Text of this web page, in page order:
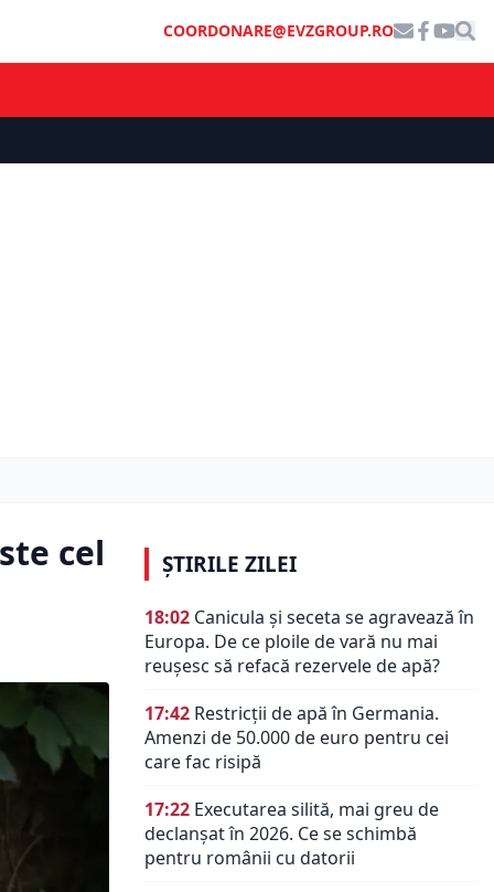
COORDONARE@EVZGROUP.RO
cel ȘTIRILE ZILEI
18:02 Canicula și seceta se agravează în
Europa. De ce ploile de vară nu mai
reușesc să refacă rezervele de apă?
17:42 Restricții de apă în Germania.
Amenzi de 50.000 de euro pentru cei
care fac risipă
17:22 Executarea silită, mai greu de
declanșat în 2026. Ce se schimbă
pentru românii cu datorii